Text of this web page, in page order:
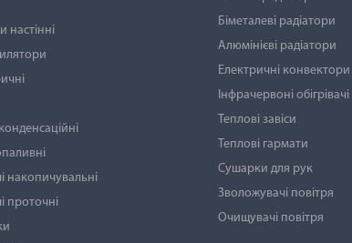
настінні
накопичувальні
проточні
Біметалеві радіатори
Алюмінієві радіатори
Електричні конвектори
Інфрачервоні обігрівачі
Теплові завіси
Теплові гармати
Сушарки для рук
Зволожувачі повітря
Очищувачі повітря